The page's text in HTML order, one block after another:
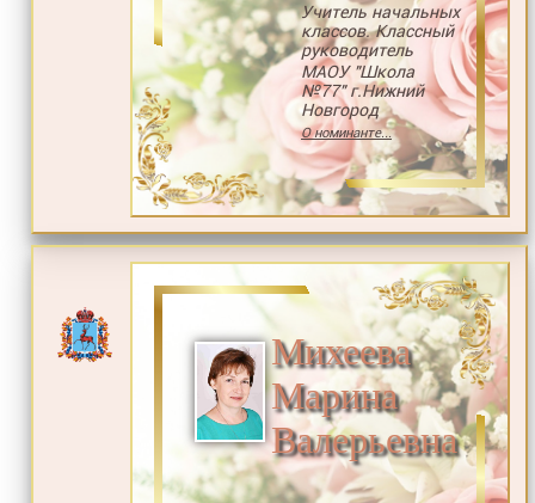
Учитель начальных
классов. Классный
руководитель
МАОУ "Школа
№77" г.Нижний
Новгород
О номинанте...
Михеева
Марина
Валерьевна